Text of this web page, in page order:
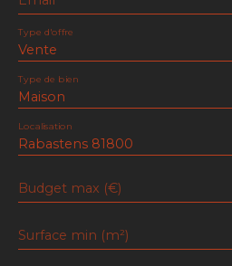
Vente
Type d'offre
Maison
Type de bien
Rabastens 81800
Localisation
Budget max (€)
Surface min (m²)